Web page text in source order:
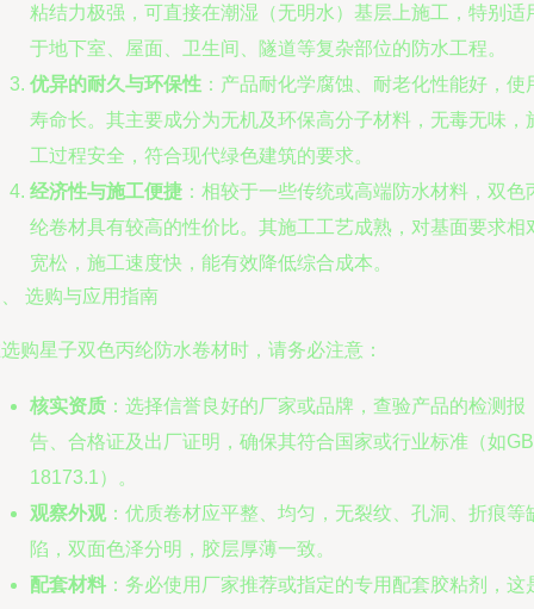
粘结力极强，可直接在潮湿（无明水）基层上施工，特别适
于地下室、屋面、卫生间、隧道等复杂部位的防水工程。
优异的耐久与环保性 ：产品耐化学腐蚀、耐老化性能好，使
寿命长。其主要成分为无机及环保高分子材料，无毒无味，
工过程安全，符合现代绿色建筑的要求。
经济性与施工便捷 ：相较于一些传统或高端防水材料，双色
纶卷材具有较高的性价比。其施工工艺成熟，对基面要求相
宽松，施工速度快，能有效降低综合成本。
选购与应用指南
购星子双色丙纶防水卷材时，请务必注意：
核实资质 ：选择信誉良好的厂家或品牌，查验产品的检测报
告、合格证及出厂证明，确保其符合国家或行业标准（如
18173.1）。
观察外观：优质卷材应平整、均匀，无裂纹、孔洞、折痕等
陷，双面色泽分明，胶层厚薄一致。
配套材料 ：务必使用厂家推荐或指定的专用配套胶粘剂，这